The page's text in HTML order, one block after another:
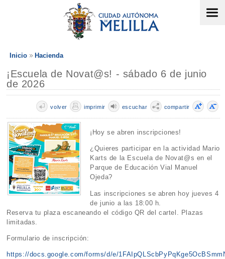
Inicio Hacienda
¡Escuela de Novat@s! - sábado 6 de junio
de 2026
compartir
escuchar
imprimir
volver
¡Hoy se abren inscripciones!
¿Quieres participar en la actividad Mario
Karts de la Escuela de Novat@s en el
Parque de Educación Vial Manuel
Ojeda?
Las inscripciones se abren hoy jueves 4
de junio a las 18:00 h.
Reserva tu plaza escaneando el código QR del cartel. Plazas
limitadas.
Formulario de inscripción:
https://docs.google.com/forms/d/e/